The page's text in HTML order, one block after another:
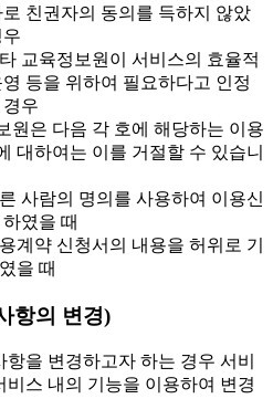
로 친권자의 동의를 득하지 않았
교육정보원이 서비스의 효율적
영 등을 위하여 필요하다고 인정
우
원은 다음 각 호에 해당하는 이용
대하여는 이를 거절할 수 있습니
사람의 명의를 사용하여 이용신
였을 때
계약 신청서의 내용을 허위로 기
을 때
항의 변경)
을 변경하고자 하는 경우 서비
비스 내의 기능을 이용하여 변경